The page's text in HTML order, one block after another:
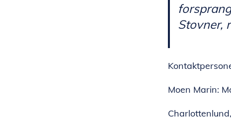
Stovner,
Moen Marin: